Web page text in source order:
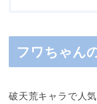
フワちゃん
破天荒キャラで人